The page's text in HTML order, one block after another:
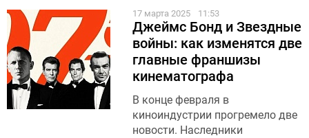
17 марта 2025 11:53
Джеймс Бонд и Звездные
войны: как изменятся две
главные франшизы
кинематографа
В конце февраля в
киноиндустрии прогремело две
новости. Наследники